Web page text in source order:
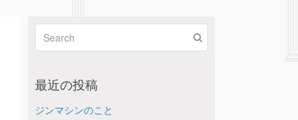
最近の投稿
ジンマシンのこと